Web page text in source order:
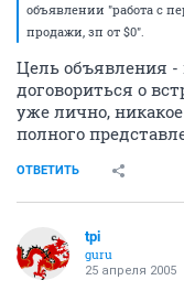
объявлении "работа с
продажи, зп от $0".
Цель объявления
договориться о
уже лично,
полного
ОТВЕТИТЬ
tpi
guru
25 апреля 2005